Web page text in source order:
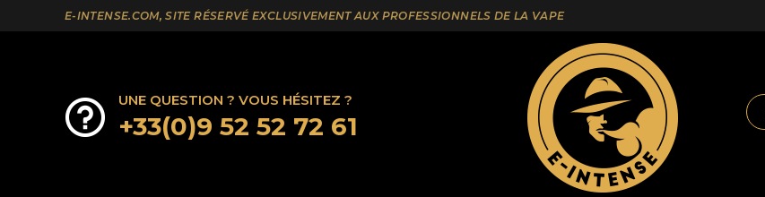
E-INTENSE.COM, SITE RÉSERVÉ EXCLUSIVEMENT AUX PROFESSIONNELS DE LA VAPE
UNE QUESTION ? VOUS HÉSITEZ ?
+33(0)9 52 52 72 61